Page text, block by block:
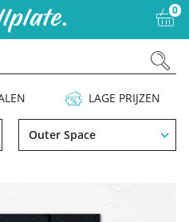
0
BESTE KWALITEIT